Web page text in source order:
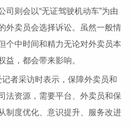
司则会以“无证驾驶机动车”为由
外卖员会选择诉讼。虽然一般情
个中时间和精力无论对外卖员本
益，都会带来影响。
采访时表示，保障外卖员和
法资源，需要平台、外卖员和保
制度优化、意识提升、服务改进